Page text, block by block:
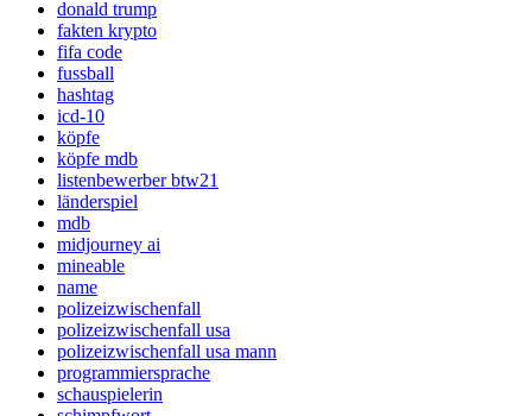
donald trump
fakten krypto
fifa code
fussball
hashtag
icd-10
köpfe
köpfe mdb
listenbewerber btw21
länderspiel
mdb
midjourney ai
mineable
name
polizeizwischenfall
polizeizwischenfall usa
polizeizwischenfall usa mann
programmiersprache
schauspielerin